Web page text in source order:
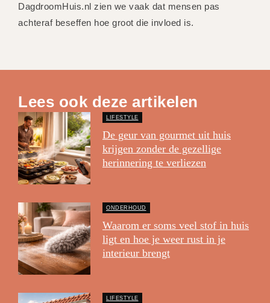
DagdroomHuis.nl zien we vaak dat mensen pas
achteraf beseffen hoe groot die invloed is.
Lees ook deze artikelen
LIFESTYLE
De geur van gourmet uit huis
krijgen zonder de gezellige
herinnering te verliezen
ONDERHOUD
Waarom er soms veel stof in huis
ligt en hoe je weer rust in je
interieur brengt
LIFESTYLE